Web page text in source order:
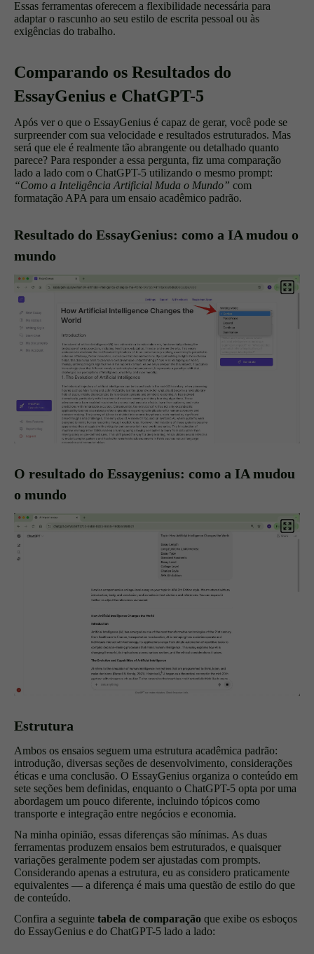
Essas ferramentas oferecem a flexibilidade necessária para
adaptar o rascunho ao seu estilo de escrita pessoal ou às
exigências do trabalho.
Comparando os Resultados do
EssayGenius e ChatGPT-5
Após ver o que o EssayGenius é capaz de gerar, você pode se
surpreender com sua velocidade e resultados estruturados. Mas
será que ele é realmente tão abrangente ou detalhado quanto
parece? Para responder a essa pergunta, fiz uma comparação
lado a lado com o ChatGPT-5 utilizando o mesmo prompt:
“Como a Inteligência Artificial Muda o Mundo” com
formatação APA para um ensaio acadêmico padrão.
Resultado do EssayGenius: como a IA mudou o
mundo
O resultado do Essaygenius: como a IA mudou
o mundo
Estrutura
Ambos os ensaios seguem uma estrutura acadêmica padrão:
introdução, diversas seções de desenvolvimento, considerações
éticas e uma conclusão. O EssayGenius organiza o conteúdo em
sete seções bem definidas, enquanto o ChatGPT-5 opta por uma
abordagem um pouco diferente, incluindo tópicos como
transporte e integração entre negócios e economia.
Na minha opinião, essas diferenças são mínimas. As duas
ferramentas produzem ensaios bem estruturados, e quaisquer
variações geralmente podem ser ajustadas com prompts.
Considerando apenas a estrutura, eu as considero praticamente
equivalentes — a diferença é mais uma questão de estilo do que
de conteúdo.
Confira a seguinte tabela de comparação que exibe os esboços
do EssayGenius e do ChatGPT-5 lado a lado: